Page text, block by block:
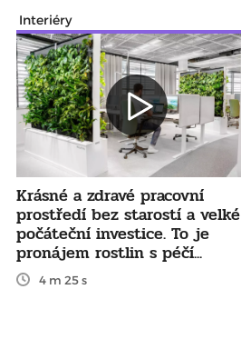
Interiéry
Krásné a zdravé pracovní
prostředí bez starostí a velké
počáteční investice. To je
pronájem rostlin s péčí...
4 m 25 s